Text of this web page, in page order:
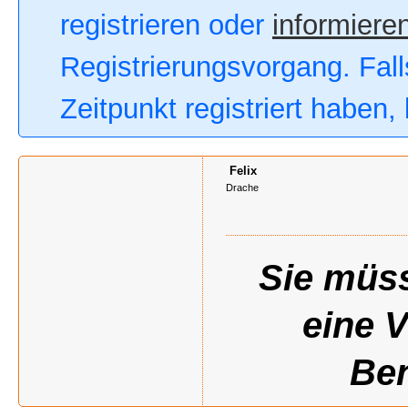
registrieren oder
Registrierungsvorgang.
Zeitpunkt registriert
Felix
Drache
Sie
eine